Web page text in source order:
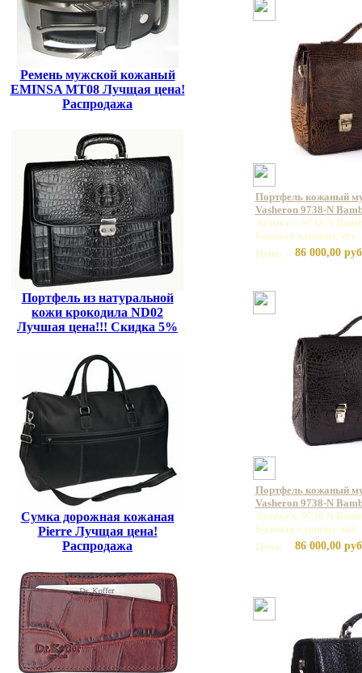
Ремень мужской кожаный
EMINSA MT08 Лучщая цена!
Распродажа
Портфель из натуральной
кожи крокодила ND02
Лучшая цена!!! Скидка 5%
Сумка дорожная кожаная
Pierre Лучщая цена!
Распродажа
Портфель кожаный
Vasheron 9738-N
Артикул: 9738 N
Базовая единица: шт
Цена:
86 000,00
Портфель кожаный
Vasheron 9738-N
Артикул: 9738 N
Базовая единица: шт
Цена:
86 000,00